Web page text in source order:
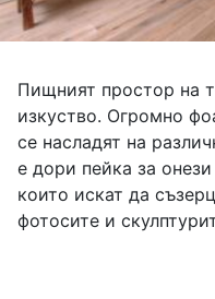
Пищният простор на
изкуство. Огромно
се насладят на
е дори пейка за
които искат да
фотосите и